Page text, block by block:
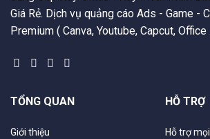
Giá Rẻ. Dịch vụ quảng cáo Ads - Game -
Premium ( Canva, Youtube, Capcut, Office
TỔNG QUAN
Giới thiệu
HỖ TRỢ
Hỗ trợ